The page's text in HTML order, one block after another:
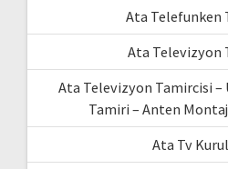
Ata Telefunken
Ata Televizyon
Ata Televizyon Tamircisi –
Tamiri – Anten
Ata Tv